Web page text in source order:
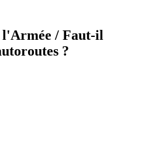
/ Faut-il
?